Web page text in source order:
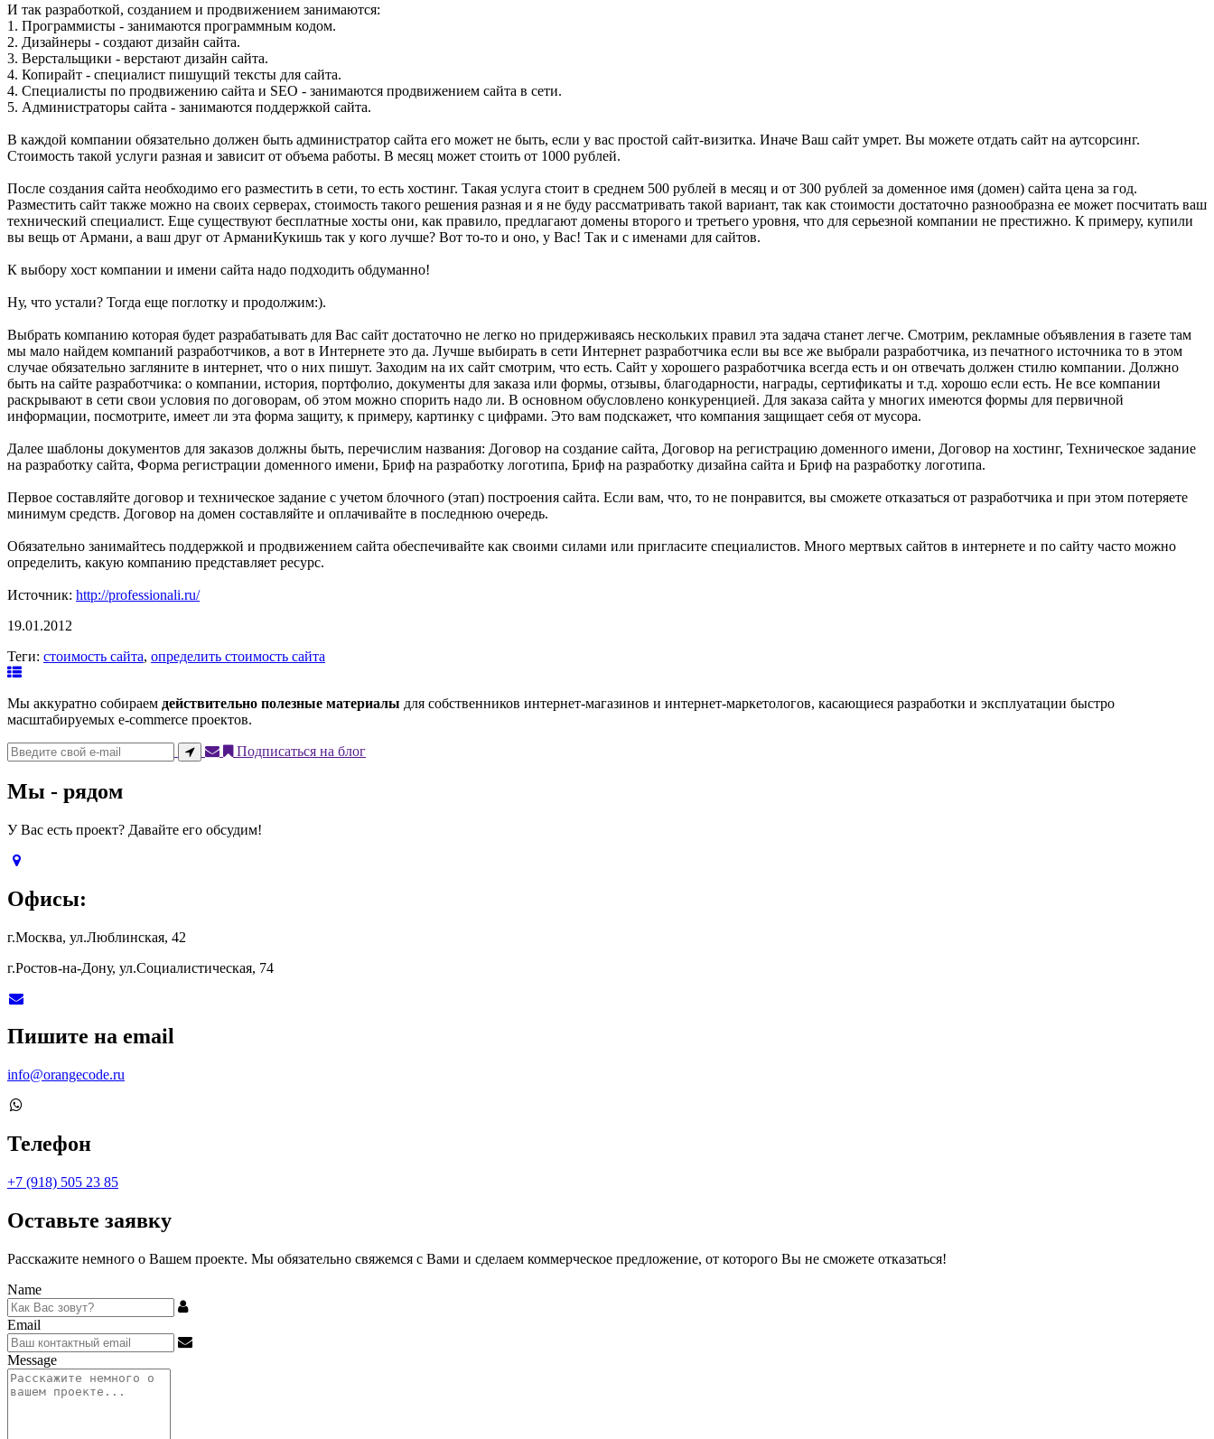
И так разработкой, созданием и продвижением занимаются:
1. Программисты - занимаются программным кодом.
2. Дизайнеры - создают дизайн сайта.
3. Верстальщики - верстают дизайн сайта.
4. Копирайт - специалист пишущий тексты для сайта.
4. Специалисты по продвижению сайта и SEO - занимаются продвижением сайта в сети.
5. Администраторы сайта - занимаются поддержкой сайта.
В каждой компании обязательно должен быть администратор сайта его может не быть, если у вас простой сайт-визитка. Иначе Ваш сайт умрет. Вы можете отдать сайт на аутсорсинг.
Стоимость такой услуги разная и зависит от объема работы. В месяц может стоить от 1000 рублей.
После создания сайта необходимо его разместить в сети, то есть хостинг. Такая услуга стоит в среднем 500 рублей в месяц и от 300 рублей за доменное имя (домен) сайта цена за год.
Разместить сайт также можно на своих серверах, стоимость такого решения разная и я не буду рассматривать такой вариант, так как стоимости достаточно разнообразна ее может посчитать ваш
технический специалист. Еще существуют бесплатные хосты они, как правило, предлагают домены второго и третьего уровня, что для серьезной компании не престижно. К примеру, купили
вы вещь от Армани, а ваш друг от АрманиКукишь так у кого лучше? Вот то-то и оно, у Вас! Так и с именами для сайтов.
К выбору хост компании и имени сайта надо подходить обдуманно!
Ну, что устали? Тогда еще поглотку и продолжим:).
Выбрать компанию которая будет разрабатывать для Вас сайт достаточно не легко но придерживаясь нескольких правил эта задача станет легче. Смотрим, рекламные объявления в газете там
мы мало найдем компаний разработчиков, а вот в Интернете это да. Лучше выбирать в сети Интернет разработчика если вы все же выбрали разработчика, из печатного источника то в этом
случае обязательно загляните в интернет, что о них пишут. Заходим на их сайт смотрим, что есть. Сайт у хорошего разработчика всегда есть и он отвечать должен стилю компании. Должно
быть на сайте разработчика: о компании, история, портфолио, документы для заказа или формы, отзывы, благодарности, награды, сертификаты и т.д. хорошо если есть. Не все компании
раскрывают в сети свои условия по договорам, об этом можно спорить надо ли. В основном обусловлено конкуренцией. Для заказа сайта у многих имеются формы для первичной
информации, посмотрите, имеет ли эта форма защиту, к примеру, картинку с цифрами. Это вам подскажет, что компания защищает себя от мусора.
Далее шаблоны документов для заказов должны быть, перечислим названия: Договор на создание сайта, Договор на регистрацию доменного имени, Договор на хостинг, Техническое задание
на разработку сайта, Форма регистрации доменного имени, Бриф на разработку логотипа, Бриф на разработку дизайна сайта и Бриф на разработку логотипа.
Первое составляйте договор и техническое задание с учетом блочного (этап) построения сайта. Если вам, что, то не понравится, вы сможете отказаться от разработчика и при этом потеряете
минимум средств. Договор на домен составляйте и оплачивайте в последнюю очередь.
Обязательно занимайтесь поддержкой и продвижением сайта обеспечивайте как своими силами или пригласите специалистов. Много мертвых сайтов в интернете и по сайту часто можно
определить, какую компанию представляет ресурс.
Источник: http://professionali.ru/
19.01.2012
Теги: стоимость сайта, определить стоимость сайта
Мы аккуратно собираем действительно полезные материалы для собственников интернет-магазинов и интернет-маркетологов, касающиеся разработки и эксплуатации быстро
масштабируемых e-commerce проектов.
Подписаться на блог
Мы - рядом
У Вас есть проект? Давайте его обсудим!
Офисы:
г.Москва, ул.Люблинская, 42
г.Ростов-на-Дону, ул.Социалистическая, 74
Пишите на email
info@orangecode.ru
Телефон
+7 (918) 505 23 85
Оставьте заявку
Расскажите немного о Вашем проекте. Мы обязательно свяжемся с Вами и сделаем коммерческое предложение, от которого Вы не сможете отказаться!
Name
Email
Message